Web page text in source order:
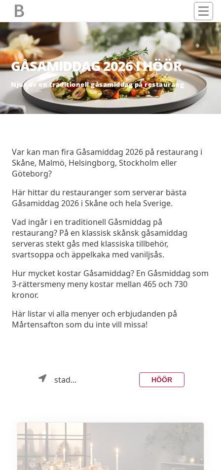
GÅSAMIDDAG 2026 I HÖÖR
Njut av en traditionell gåsamiddag på restaurang
Var kan man fira Gåsamiddag 2026 på restaurang i
Skåne, Malmö, Helsingborg, Stockholm eller
Göteborg?
Här hittar du restauranger som serverar bästa
Gåsamiddag 2026 i Skåne och hela Sverige.
Vad ingår i en traditionell Gåsmiddag på
restaurang? På en klassisk skånsk gåsamiddag
serveras stekt gås med klassiska tillbehör,
svartsoppa och äppelkaka med vaniljsås.
Hur mycket kostar Gåsamiddag? En Gåsmiddag som
3-rättersmeny meny kostar mellan 465 och 730
kronor.
Här listar vi alla menyer och erbjudanden på
Mårtensafton som du inte vill missa!
stad... HÖÖR